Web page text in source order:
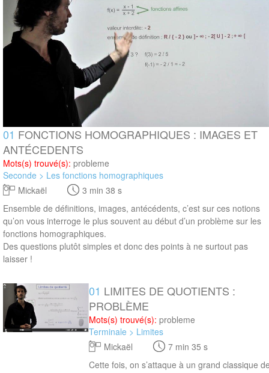
01 FONCTIONS HOMOGRAPHIQUES : IMAGES ET
ANTÉCEDENTS
Mots(s) trouvé(s): probleme
Seconde > Les fonctions homographiques
Mickaël
3 min 38 s
Ensemble de définitions, images, antécédents, c’est sur ces notions
qu’on vous interroge le plus souvent au début d’un problème sur les
fonctions homographiques.
Des questions plutôt simples et donc des points à ne surtout pas
laisser !
7 min 35 s
01 LIMITES DE QUOTIENTS :
PROBLÈME
Mots(s) trouvé(s): probleme
Terminale > Limites
Mickaël
7 min 35 s
Cette fois, on s’attaque à un grand classique